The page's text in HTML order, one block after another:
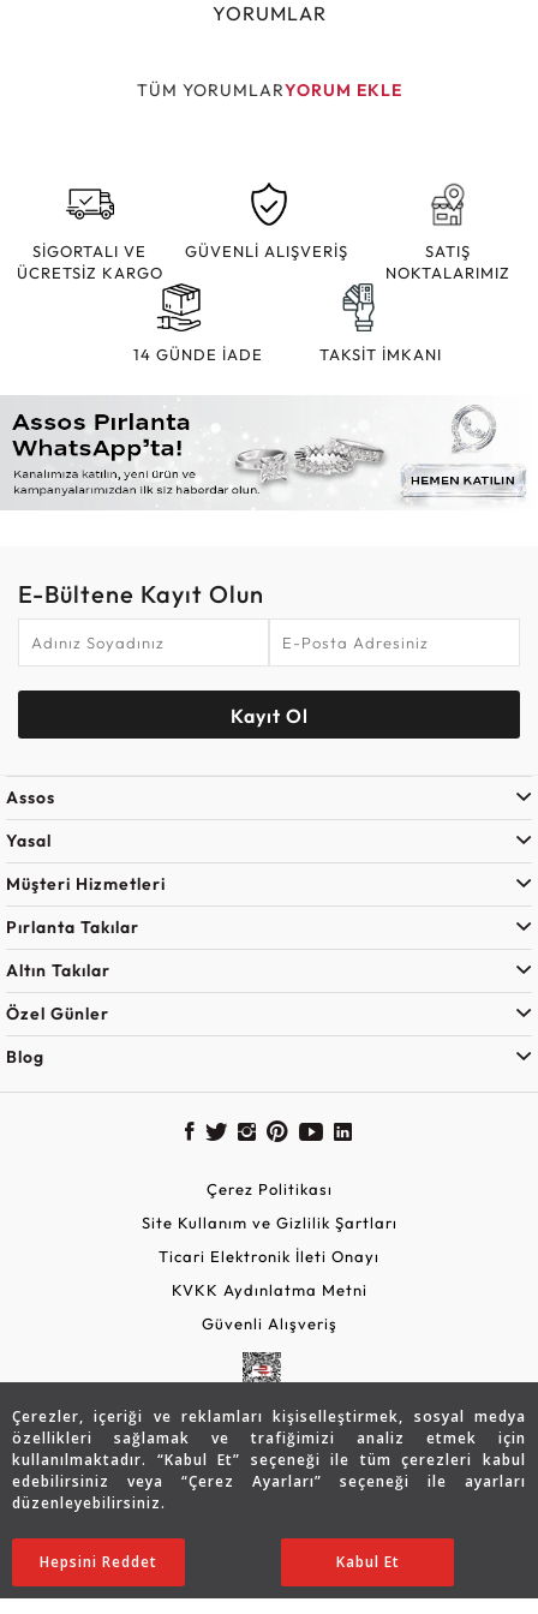
Çerezler, içeriği ve reklamları kişiselleştirmek, sosyal medya
özellikleri sağlamak ve trafiğimizi analiz etmek için
kullanılmaktadır. “Kabul Et” seçeneği ile tüm çerezleri kabul
edebilirsiniz veya “Çerez Ayarları” seçeneği ile ayarları
düzenleyebilirsiniz.
Ayarları Düzenle
Hepsini Reddet Kabul Et
125.658 TL
87.974TL SATIN ALIN
YORUMLAR
TÜM YORUMLARYORUM EKLE
SİGORTALI VE
ÜCRETSİZ KARGO
GÜVENLİ ALIŞVERİŞ
SATIŞ
NOKTALARIMIZ
14 GÜNDE İADE TAKSİT İMKANI
E-Bültene Kayıt Olun
Kayıt Ol
Assos
Yasal
Müşteri Hizmetleri
Pırlanta Takılar
Altın Takılar
Özel Günler
Blog
Çerez Politikası
Site Kullanım ve Gizlilik Şartları
Ticari Elektronik İleti Onayı
KVKK Aydınlatma Metni
Güvenli Alışveriş
Copyright © 2026 Assos Pırlanta - Bu sitenin tüm hakları